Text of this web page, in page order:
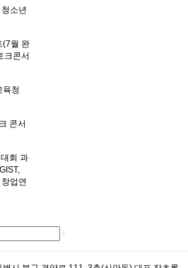
소년
(7월 완
크콘서
육청
콘서
회 과
업연